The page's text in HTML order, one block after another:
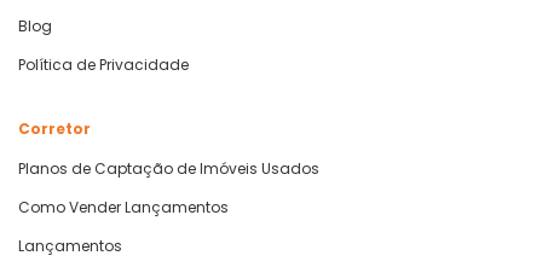
Blog
Política de Privacidade
Corretor
Planos de Captação de Imóveis Usados
Como Vender Lançamentos
Lançamentos